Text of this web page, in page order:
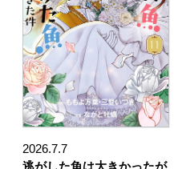
2026.7.7